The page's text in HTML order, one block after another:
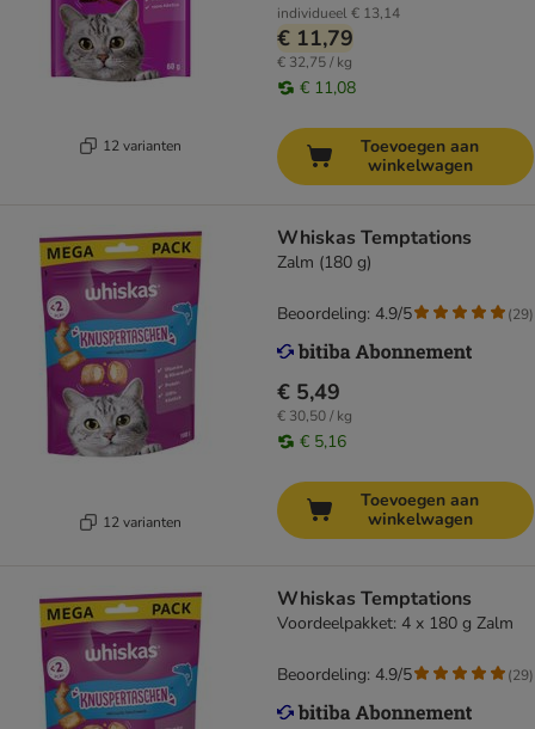
12 varianten
individueel€ 13,14
€ 11,79
€ 32,75 / kg
€ 11,08
Toevoegen aan
winkelwagen
12 varianten
Whiskas Temptations
Zalm (180 g)
€ 5,49
€ 30,50 / kg
€ 5,16
Beoordeling: 4.9/5 (29)
Toevoegen aan
winkelwagen
Whiskas Temptations
Voordeelpakket: 4 x 180 g Zalm
Beoordeling: 4.9/5 (29)